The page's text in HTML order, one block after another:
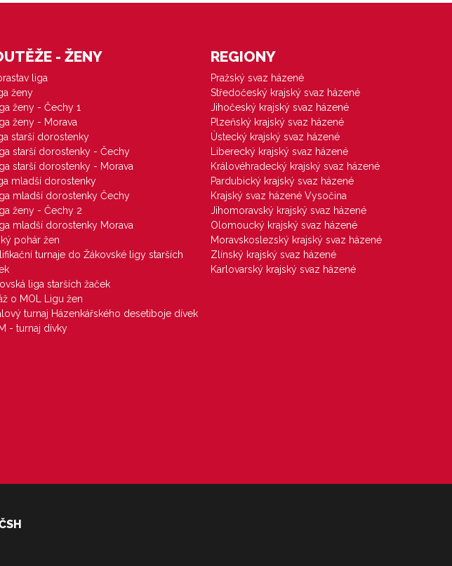
- ŽENY
liga
ženy
ženy - Čechy 1
ženy - Morava
starší dorostenky
starší dorostenky - Čechy
starší dorostenky - Morava
mladší dorostenky
mladší dorostenky Čechy
ženy - Čechy 2
mladší dorostenky Morava
pohár žen
turnaje do Žákovské ligy starších
liga starších žaček
o MOL Ligu žen
turnaj Házenkářského desetiboje dívek
- turnaj dívky
REGIONY
Pražský svaz házené
Středočeský krajský svaz házené
Jihočeský krajský svaz házené
Plzeňský krajský svaz házené
Ústecký krajský svaz házené
Liberecký krajský svaz házené
Královéhradecký krajský svaz házené
Pardubický krajský svaz házené
Krajský svaz házené Vysočina
Jihomoravský krajský svaz házené
Olomoucký krajský svaz házené
Moravskoslezský krajský svaz házené
Zlínský krajský svaz házené
Karlovarský krajský svaz házené